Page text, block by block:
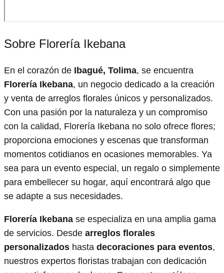
Sobre Florería Ikebana
En el corazón de Ibagué, Tolima, se encuentra
Florería Ikebana, un negocio dedicado a la creación
y venta de arreglos florales únicos y personalizados.
Con una pasión por la naturaleza y un compromiso
con la calidad, Florería Ikebana no solo ofrece flores;
proporciona emociones y escenas que transforman
momentos cotidianos en ocasiones memorables. Ya
sea para un evento especial, un regalo o simplemente
para embellecer su hogar, aquí encontrará algo que
se adapte a sus necesidades.
Florería Ikebana se especializa en una amplia gama
de servicios. Desde arreglos florales
personalizados hasta decoraciones para eventos,
nuestros expertos floristas trabajan con dedicación